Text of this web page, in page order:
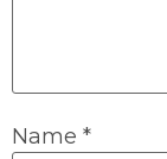
Name *